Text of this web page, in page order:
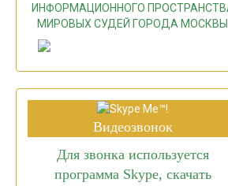
ИНФОРМАЦИОННОГО
МИРОВЫХ СУДЕЙ ГОРОДА МОСКВЫ
Видеозвонок
Для звонка используется
программа Skype, скачать